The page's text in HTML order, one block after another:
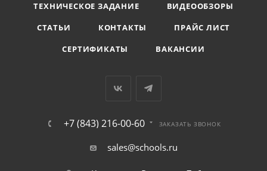
ТЕХНИЧЕСКОЕ ЗАДАНИЕ
ВИДЕООБЗОРЫ
СТАТЬИ
КОНТАКТЫ
ПРАЙС ЛИСТ
СЕРТИФИКАТЫ
ВАКАНСИИ
+7 (843) 216-00-60 ЗАКАЗАТЬ ЗВОНОК
sales@schools.ru